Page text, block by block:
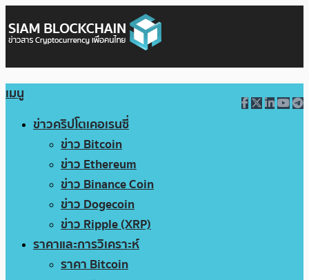
เมนู
ข่าวคริปโตเคอเรนซี่
ข่าว Bitcoin
ข่าว Ethereum
ข่าว Binance Coin
ข่าว Dogecoin
ข่าว Ripple (XRP)
ราคาและการวิเคราะห์
ราคา Bitcoin